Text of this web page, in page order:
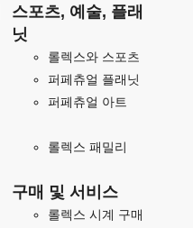
스포츠, 예술, 플래
닛
롤렉스와 스포츠
퍼페츄얼 플래닛
퍼페츄얼 아트
롤렉스 패밀리
구매 및 서비스
롤렉스 시계 구매